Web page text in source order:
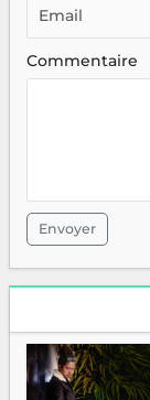
Commentaire
Envoyer